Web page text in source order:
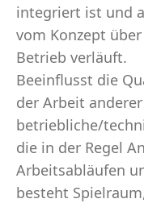
integriert ist und
vom Konzept
Betrieb verläuft.
Beeinflusst die
der Arbeit
betriebliche/
die in der Regel
Arbeitsabläufen
besteht